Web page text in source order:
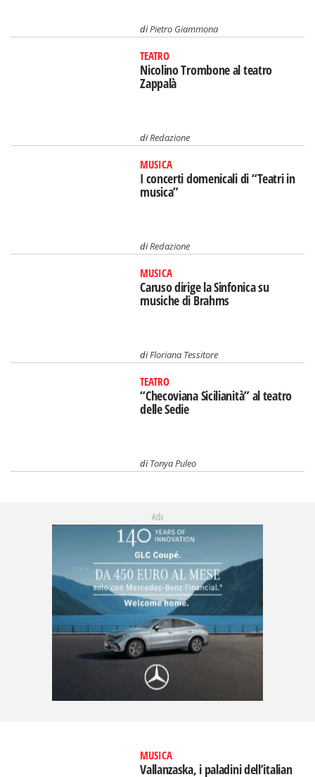
diPietro Giammona
TEATRO
Nicolino Trombone al teatro
Zappalà
diRedazione
MUSICA
I concerti domenicali di “Teatri in
musica”
diRedazione
MUSICA
Caruso dirige la Sinfonica su
musiche di Brahms
diFloriana Tessitore
TEATRO
“Checoviana Sicilianità” al teatro
delle Sedie
diTonya Puleo
Adv
MUSICA
Vallanzaska, i paladini dell’italian